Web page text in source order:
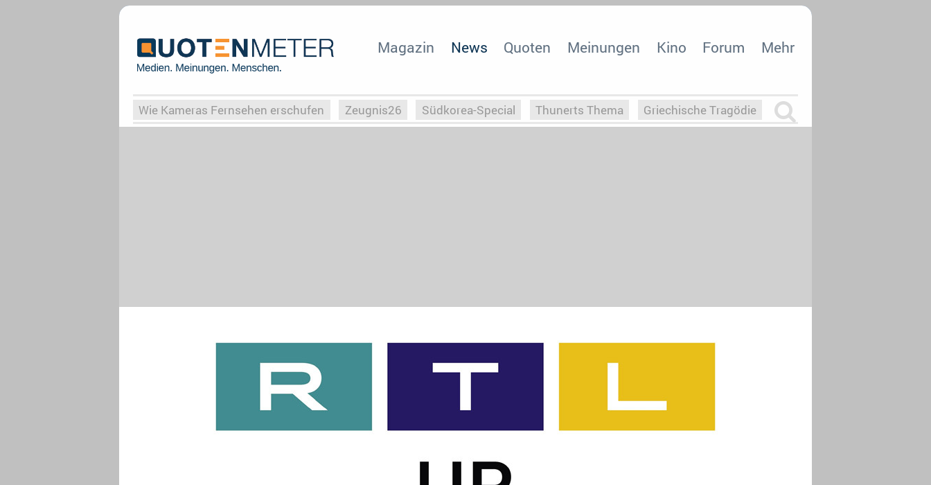
Magazin News Quoten Meinungen Kino Forum Mehr
Wie Kameras Fernsehen erschufen Zeugnis26 Südkorea-Special Thunerts Thema Griechische Tragödie